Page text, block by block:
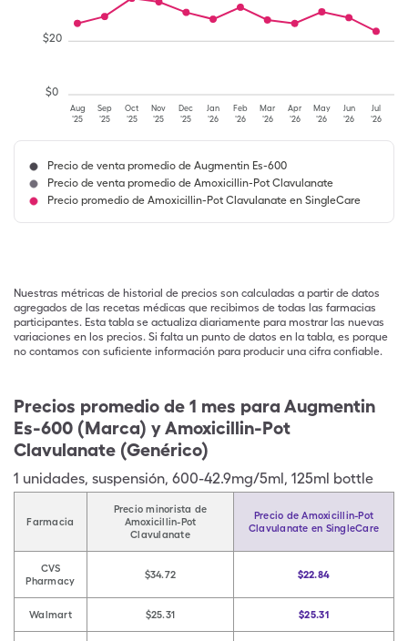
Aug
'25
Sep
'25
Oct
'25
Nov
'25
Dec
'25
Jan
'26
Feb
'26
Mar
'26
Apr
'26
May
'26
Jun
'26
Jul
'26
$0
$20
Precio de venta promedio de Augmentin Es-600
Precio de venta promedio de Amoxicillin-Pot Clavulanate
Precio promedio de Amoxicillin-Pot Clavulanate en SingleCare
Nuestras métricas de historial de precios son calculadas a partir de datos
agregados de las recetas médicas que recibimos de todas las farmacias
participantes. Esta tabla se actualiza diariamente para mostrar las nuevas
variaciones en los precios. Si falta un punto de datos en la tabla, es porque
no contamos con suficiente información para producir una cifra confiable.
Precios promedio de 1 mes para Augmentin
Es-600 (Marca) y Amoxicillin-Pot
Clavulanate (Genérico)
1 unidades, suspensión, 600-42.9mg/5ml, 125ml bottle
Farmacia
Precio minorista de
Amoxicillin-Pot
Clavulanate
Precio de Amoxicillin-Pot
Clavulanate en SingleCare
CVS
Pharmacy
$34.72 $22.84
Walmart $25.31 $25.31